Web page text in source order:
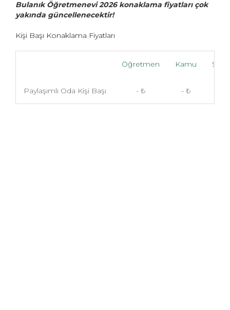
Bulanık Öğretmenevi 2026 konaklama fiyatları çok
yakında güncellenecektir!
Kişi Başı Konaklama Fiyatları
Öğretmen Kamu Sivil
Paylaşımlı Oda Kişi Başı - ₺ - ₺